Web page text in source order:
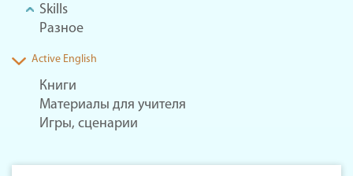
Skills
Разное
Active English
Книги
Материалы для учителя
Игры, сценарии